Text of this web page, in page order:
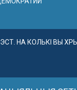
НА КОЛЬКІ ВЫ